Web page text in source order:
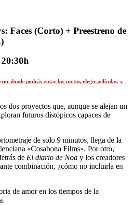
Faces (Corto) + Preestreno de
20:30h
donde podrás votar los cortos, elegir películas, y
dos proyectos que, aunque se alejan un
futuros distópicos capaces de
de solo 9 minutos, llega de la
«Cosabona Films». Por otro,
de El diario de Noa y los creadores
combinación, ¿cómo no incluirla en
de amor en los tiempos de la